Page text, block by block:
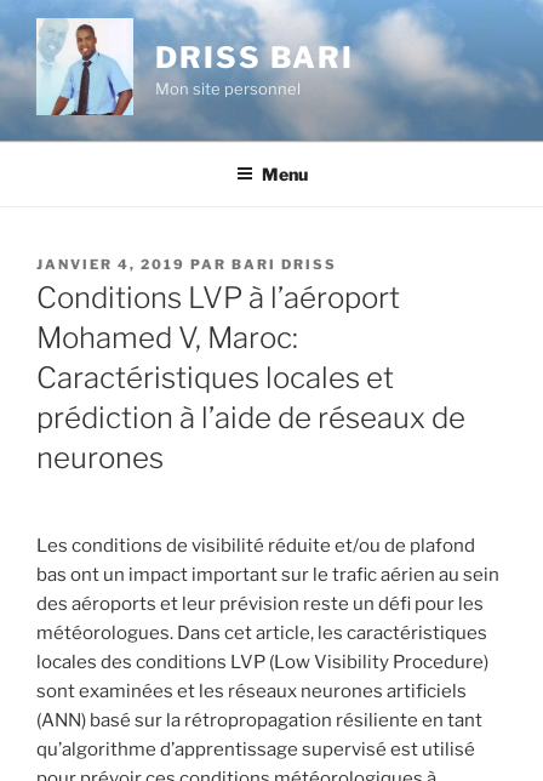
Aller
contenu
principal
DRISS BARI
Mon site personnel
Menu
PUBLIÉ
LE
JANVIER 4, 2019 PAR BARI DRISS
Conditions LVP à l’aéroport
Mohamed V, Maroc:
Caractéristiques locales et
prédiction à l’aide de réseaux de
neurones
Les conditions de visibilité réduite et/ou de plafond
bas ont un impact important sur le trafic aérien au sein
des aéroports et leur prévision reste un défi pour les
météorologues. Dans cet article, les caractéristiques
locales des conditions LVP (Low Visibility Procedure)
sont examinées et les réseaux neurones artificiels
(ANN) basé sur la rétropropagation résiliente en tant
qu’algorithme d’apprentissage supervisé est utilisé